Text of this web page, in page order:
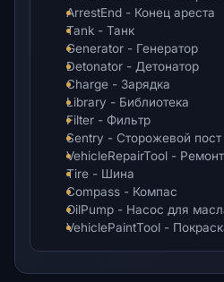
ArrestEnd - Конец ареста
Tank - Танк
Generator - Генератор
Detonator - Детонатор
Charge - Зарядка
Library - Библиотека
Filter - Фильтр
Sentry - Сторожевой пост
VehicleRepairTool -
Tire - Шина
Compass - Компас
OilPump - Насос для
VehiclePaintTool -